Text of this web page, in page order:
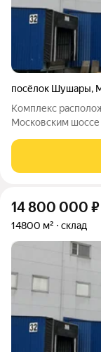
посёлок Шушары,
Комплекс
Московским шоссе
антипылевым
метров, шаг колонн
14 800 000 ₽
14800 м² склад